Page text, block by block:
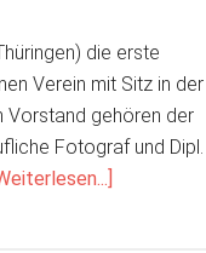
die erste
Verein mit Sitz in der
Vorstand gehören der
Fotograf und Dipl.